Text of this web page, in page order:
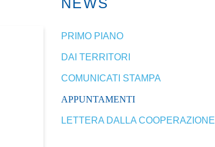
NEWS
PRIMO PIANO
DAI TERRITORI
COMUNICATI STAMPA
APPUNTAMENTI
LETTERA DALLA COOPERAZIONE